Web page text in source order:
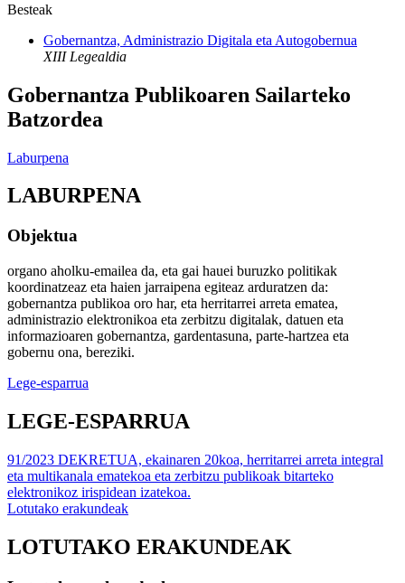
Besteak
Gobernantza, Administrazio Digitala eta Autogobernua
XIII Legealdia
Gobernantza Publikoaren Sailarteko
Batzordea
Laburpena
LABURPENA
Objektua
organo aholku-emailea da, eta gai hauei buruzko politikak
koordinatzeaz eta haien jarraipena egiteaz arduratzen da:
gobernantza publikoa oro har, eta herritarrei arreta ematea,
administrazio elektronikoa eta zerbitzu digitalak, datuen eta
informazioaren gobernantza, gardentasuna, parte-hartzea eta
gobernu ona, bereziki.
Lege-esparrua
LEGE-ESPARRUA
91/2023 DEKRETUA, ekainaren 20koa, herritarrei arreta integral
eta multikanala ematekoa eta zerbitzu publikoak bitarteko
elektronikoz irispidean izatekoa.
Lotutako erakundeak
LOTUTAKO ERAKUNDEAK